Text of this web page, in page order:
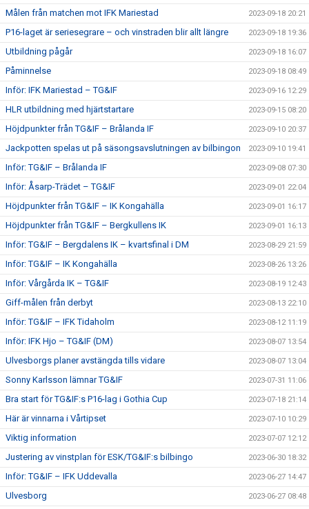
Målen från matchen mot IFK Mariestad 2023-09-18 20:21
P16-laget är seriesegrare – och vinstraden blir allt längre 2023-09-18 19:36
Utbildning pågår 2023-09-18 16:07
Påminnelse 2023-09-18 08:49
Inför: IFK Mariestad – TG&IF 2023-09-16 12:29
HLR utbildning med hjärtstartare 2023-09-15 08:20
Höjdpunkter från TG&IF – Brålanda IF 2023-09-10 20:37
Jackpotten spelas ut på säsongsavslutningen av bilbingon 2023-09-10 19:41
Inför: TG&IF – Brålanda IF 2023-09-08 07:30
Inför: Åsarp-Trädet – TG&IF 2023-09-01 22:04
Höjdpunkter från TG&IF – IK Kongahälla 2023-09-01 16:17
Höjdpunkter från TG&IF – Bergkullens IK 2023-09-01 16:13
Inför: TG&IF – Bergdalens IK – kvartsfinal i DM 2023-08-29 21:59
Inför: TG&IF – IK Kongahälla 2023-08-26 13:26
Inför: Vårgårda IK – TG&IF 2023-08-19 12:43
Giff-målen från derbyt 2023-08-13 22:10
Inför: TG&IF – IFK Tidaholm 2023-08-12 11:19
Inför: IFK Hjo – TG&IF (DM) 2023-08-07 13:54
Ulvesborgs planer avstängda tills vidare 2023-08-07 13:04
Sonny Karlsson lämnar TG&IF 2023-07-31 11:06
Bra start för TG&IF:s P16-lag i Gothia Cup 2023-07-18 21:14
Här är vinnarna i Vårtipset 2023-07-10 10:29
Viktig information 2023-07-07 12:12
Justering av vinstplan för ESK/TG&IF:s bilbingo 2023-06-30 18:32
Inför: TG&IF – IFK Uddevalla 2023-06-27 14:47
Ulvesborg 2023-06-27 08:48